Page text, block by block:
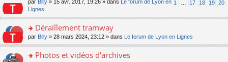
s
ré
c
e
nt
n
lu
le
u
s
ré
c
g
o
n
lu
pl
e
s
s
a
e
o
ult
er
le
m
e
s
a
1 17 18 19 20
par Billy » 15 avr. 2017, 19:26 » dans
Le forum de Lyon en
Lignes
o
n
ult
Déraillement tramway
par Billy » 28 mars 2024, 23:12 » dans Le forum de Lyon en Lignes
Photos et vidéos d'archives